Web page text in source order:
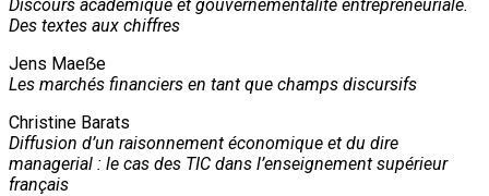
Discours académique et gouvernementalité entrepreneuriale.
Des textes aux chiffres
Jens Maeẞe
Les marchés financiers en tant que champs discursifs
Christine Barats
Diffusion d’un raisonnement économique et du dire
managerial : le cas des TIC dans l’enseignement supérieur
français